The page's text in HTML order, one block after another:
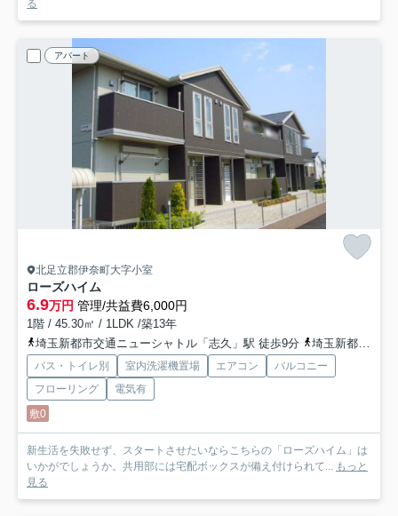
る
アパート
北足立郡伊奈町大字小室
ローズハイム
6.9万円 管理/共益費6,000円
1階 / 45.30㎡ / 1LDK /築13年
埼玉新都市交通ニューシャトル「志久」駅 徒歩9分
埼玉新都市交通ニューシャトル「伊奈中央」駅 徒歩17分
バス・トイレ別 室内洗濯機置場 エアコン
バルコニー
フローリング
電気有
敷0
新生活を失敗せず、スタートさせたいならこちらの「ローズハイム」は
いかがでしょうか。共用部には宅配ボックスが備え付けられて... もっと
見る